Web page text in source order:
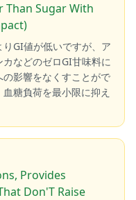
Than Sugar With
GI値が低いですが、ア
などのゼロGI甘味料に
影響をなくすことがで
糖負荷を最小限に抑え
Provides
Don'T Raise